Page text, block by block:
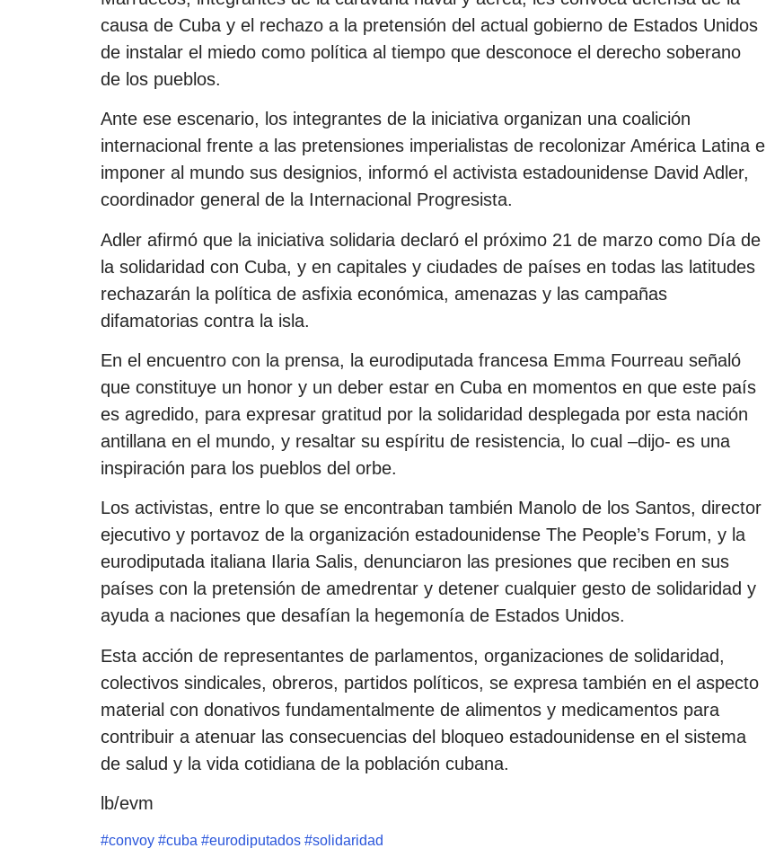
causa de Cuba y el rechazo a la pretensión del actual gobierno de Estados Unidos
de instalar el miedo como política al tiempo que desconoce el derecho soberano
de los pueblos.
Ante ese escenario, los integrantes de la iniciativa organizan una coalición
internacional frente a las pretensiones imperialistas de recolonizar América Latina e
imponer al mundo sus designios, informó el activista estadounidense David Adler,
coordinador general de la Internacional Progresista.
Adler afirmó que la iniciativa solidaria declaró el próximo 21 de marzo como Día de
la solidaridad con Cuba, y en capitales y ciudades de países en todas las latitudes
rechazarán la política de asfixia económica, amenazas y las campañas
difamatorias contra la isla.
En el encuentro con la prensa, la eurodiputada francesa Emma Fourreau señaló
que constituye un honor y un deber estar en Cuba en momentos en que este país
es agredido, para expresar gratitud por la solidaridad desplegada por esta nación
antillana en el mundo, y resaltar su espíritu de resistencia, lo cual –dijo- es una
inspiración para los pueblos del orbe.
Los activistas, entre lo que se encontraban también Manolo de los Santos, director
ejecutivo y portavoz de la organización estadounidense The People’s Forum, y la
eurodiputada italiana Ilaria Salis, denunciaron las presiones que reciben en sus
países con la pretensión de amedrentar y detener cualquier gesto de solidaridad y
ayuda a naciones que desafían la hegemonía de Estados Unidos.
Esta acción de representantes de parlamentos, organizaciones de solidaridad,
colectivos sindicales, obreros, partidos políticos, se expresa también en el aspecto
material con donativos fundamentalmente de alimentos y medicamentos para
contribuir a atenuar las consecuencias del bloqueo estadounidense en el sistema
de salud y la vida cotidiana de la población cubana.
lb/evm
#convoy #cuba #eurodiputados #solidaridad